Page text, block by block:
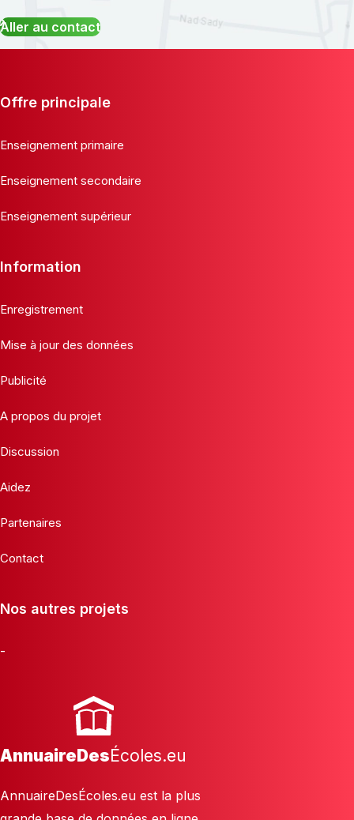
Aller au contact
Offre principale
Enseignement primaire
Enseignement secondaire
Enseignement supérieur
Information
Enregistrement
Mise à jour des données
Publicité
A propos du projet
Discussion
Aidez
Partenaires
Contact
Nos autres projets
-
AnnuaireDesÉcoles.eu
AnnuaireDesÉcoles.eu est la plus